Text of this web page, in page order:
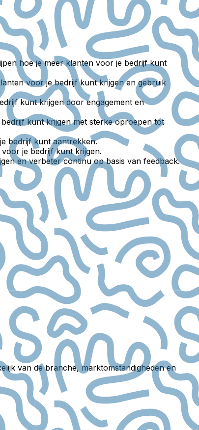
hoe je meer klanten voor je bedrijf kunt
voor je bedrijf kunt krijgen en gebruik
kunt krijgen door engagement en
kunt krijgen met sterke oproepen tot
bedrijf kunt aantrekken.
je bedrijf kunt krijgen.
en verbeter continu op basis van feedback.
van de branche, marktomstandigheden en